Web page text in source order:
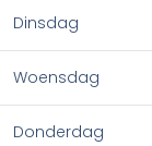
Dinsdag
Woensdag
Donderdag